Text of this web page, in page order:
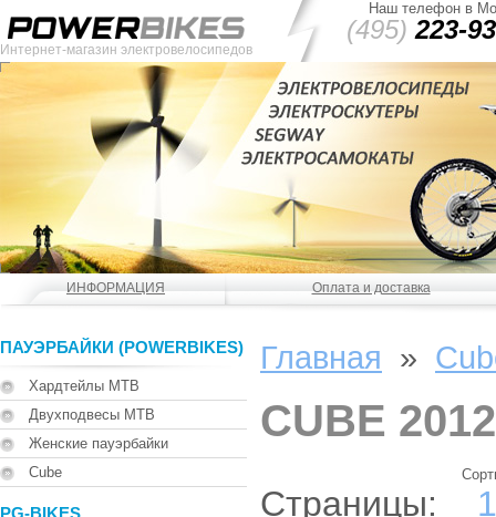
Интернет-магазин электровелосипедов
Наш телефон в
(495) 223-
ИНФОРМАЦИЯ Оплата и доставка
ПАУЭРБАЙКИ (POWERBIKES)
Хардтейлы MTB
Двухподвесы MTB
Женские пауэрбайки
Cube
PG-BIKES
Главная »
CUBE 2012
Страницы: 1